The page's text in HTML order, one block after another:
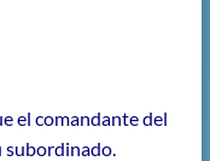
el comandante del
subordinado.